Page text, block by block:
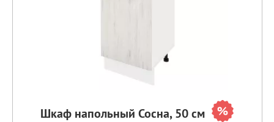
Шкаф напольный Сосна, 50 см